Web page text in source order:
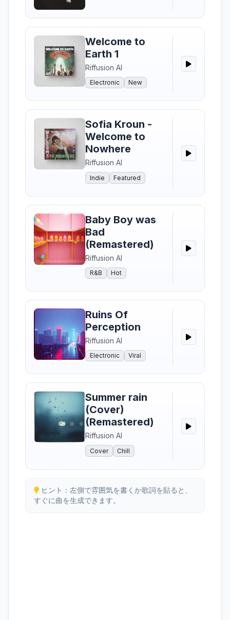
Welcome to
Earth 1
Riffusion AI
Electronic New
Sofia Kroun -
Welcome to
Nowhere
Riffusion AI
Indie Featured
Baby Boy was
Bad
(Remastered)
Riffusion AI
R&B Hot
Ruins Of
Perception
Riffusion AI
Electronic Viral
Summer rain
(Cover)
(Remastered)
Riffusion AI
Cover Chill
ヒント：左側で雰囲気を書くか歌詞を貼ると、
すぐに曲を生成できます。